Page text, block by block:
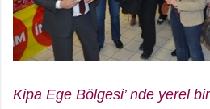
Kipa Ege Bölgesi’ nde yerel